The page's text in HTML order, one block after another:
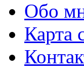
Обо
Карта